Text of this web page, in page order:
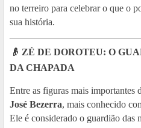
no terreiro para celebrar o que o
sua história.
👴 ZÉ DE DOROTEU: O
DA CHAPADA
Entre as figuras mais importantes
José Bezerra, mais conhecido
Ele é considerado o guardião